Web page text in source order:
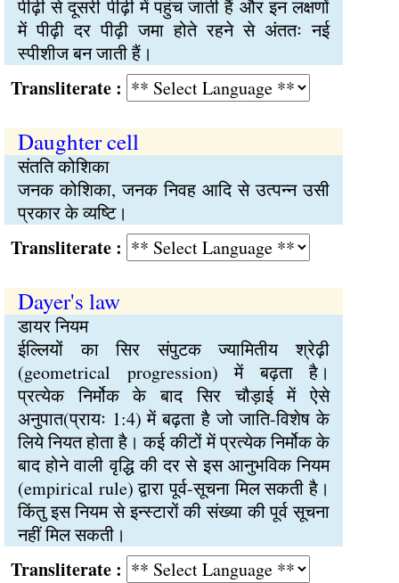
पीढ़ी से दूसरी पीढ़ी में पहुंच जाती हैं और इन लक्षणों
में पीढ़ी दर पीढ़ी जमा होते रहने से अंततः नई
स्पीशीज बन जाती हैं।
:
Daughter cell
संतति कोशिका
जनक कोशिका, जनक निवह आदि से उत्पन्न उसी
प्रकार के व्यष्टि।
:
Dayer's law
डायर नियम
ईल्लियों का सिर संपुटक ज्यामितीय श्रेढ़ी
(geometrical progression) में बढ़ता है।
प्रत्येक निर्मोक के बाद सिर चौड़ाई में ऐसे
अनुपात(प्रायः 1:4) में बढ़ता है जो जाति-विशेष के
लिये नियत होता है। कई कीटों में प्रत्येक निर्मोक के
बाद होने वाली वृद्धि की दर से इस आनुभविक नियम
(empirical rule) द्वारा पूर्व-सूचना मिल सकती है।
किंतु इस नियम से इन्स्टारों की संख्या की पूर्व सूचना
नहीं मिल सकती।
: